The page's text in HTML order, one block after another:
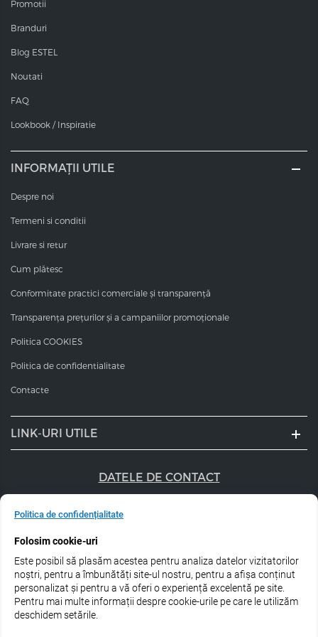
Promotii
Branduri
Blog ESTEL
Noutati
FAQ
Lookbook / Inspiratie
INFORMAȚII UTILE
Despre noi
Termeni si conditii
Livrare si retur
Cum plătesc
Conformitate practici comerciale și transparență
Transparența prețurilor și a campaniilor promoționale
Politica COOKIES
Politica de confidentialitate
Contacte
LINK-URI UTILE
DATELE DE CONTACT
+40 747 056 359
Urmărește-ne pe rețele de socializare:
Politica de confidențialitate
Folosim cookie-uri
Este posibil să plasăm acestea pentru analiza datelor vizitatorilor
noștri, pentru a îmbunătăți site-ul nostru, pentru a afișa conținut
personalizat și pentru a vă oferi o experiență excelentă pe site.
Pentru mai multe informații despre cookie-urile pe care le utilizăm
deschidem setările.